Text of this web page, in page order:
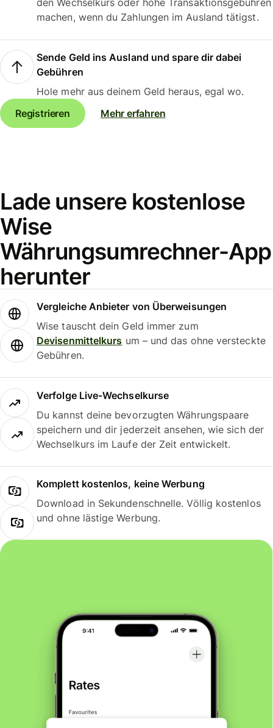
den Wechselkurs oder hohe Transaktionsgebühren
machen, wenn du Zahlungen im Ausland tätigst.
Sende Geld ins Ausland und spare dir dabei
Gebühren
Hole mehr aus deinem Geld heraus, egal wo.
Registrieren
Mehr erfahren
Lade unsere kostenlose
Wise
Währungsumrechner-App
herunter
Vergleiche Anbieter von Überweisungen
Wise tauscht dein Geld immer zum
Devisenmittelkurs um – und das ohne versteckte
Gebühren.
Verfolge Live-Wechselkurse
Du kannst deine bevorzugten Währungspaare
speichern und dir jederzeit ansehen, wie sich der
Wechselkurs im Laufe der Zeit entwickelt.
Komplett kostenlos, keine Werbung
Download in Sekundenschnelle. Völlig kostenlos
und ohne lästige Werbung.